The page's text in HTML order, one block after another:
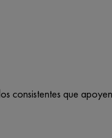
consistentes que